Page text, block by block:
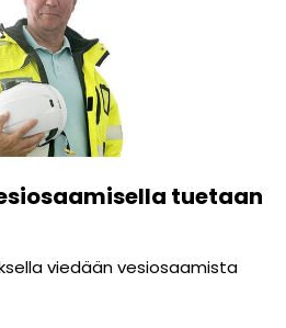
tuetaan
viedään vesiosaamista